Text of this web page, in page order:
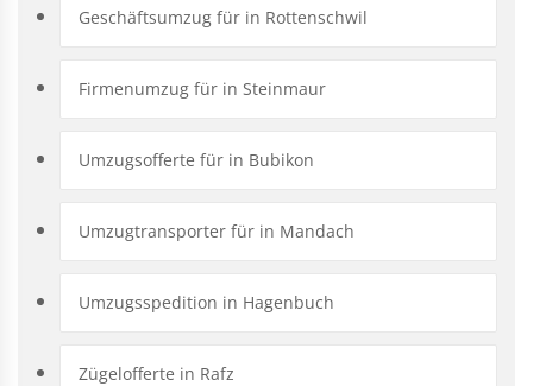
Geschäftsumzug für in Rottenschwil
Firmenumzug für in Steinmaur
Umzugsofferte für in Bubikon
Umzugtransporter für in Mandach
Umzugsspedition in Hagenbuch
Zügelofferte in Rafz